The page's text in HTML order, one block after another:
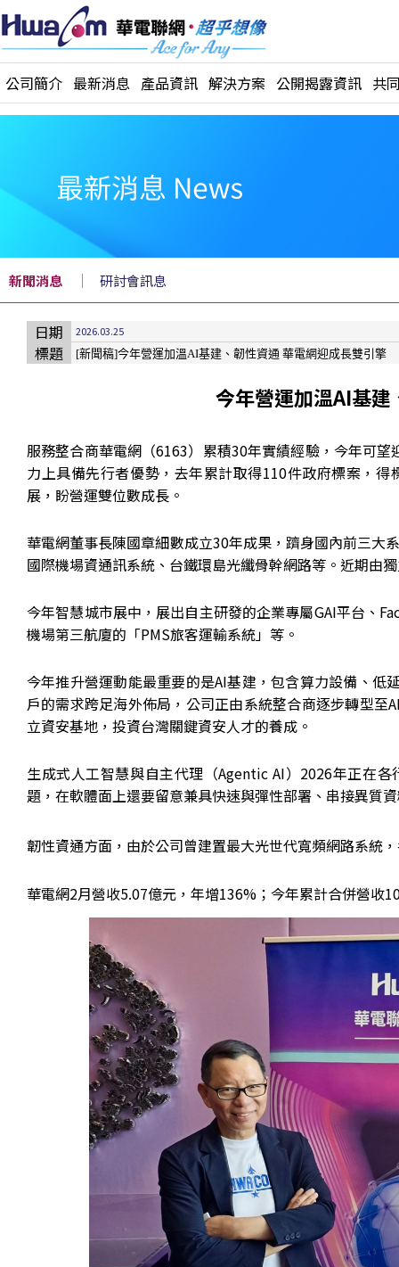
公司簡介 最新消息 產品資訊 解決方案 公開揭露資訊 共
新聞消息 ｜ 研討會訊息
日期 2026.03.25
標題 [新聞稿]今年營運加溫AI基建、韌性資通 華電網迎成長雙引擎
今年營運加溫AI基
服務整合商華電網（6163）累積30年實績經驗，今年可
力上具備先行者優勢，去年累計取得110件政府標案，
展，盼營運雙位數成長。
華電網董事長陳國章細數成立30年成果，躋身國內前三大
國際機場資通訊系統、台鐵環島光纖骨幹網路等。近期由
今年智慧城市展中，展出自主研發的企業專屬GAI平台、
機場第三航廈的「PMS旅客運輸系統」等。
今年推升營運動能最重要的是AI基建，包含算力設備、
戶的需求跨足海外佈局，公司正由系統整合商逐步轉型
立資安基地，投資台灣關鍵資安人才的養成。
生成式人工智慧與自主代理（Agentic AI）2026年正在
題，在軟體面上還要留意兼具快速與彈性部署、串接異質
韌性資通方面，由於公司曾建置最大光世代寬頻網路系統
華電網2月營收5.07億元，年增136%；今年累計合併營收